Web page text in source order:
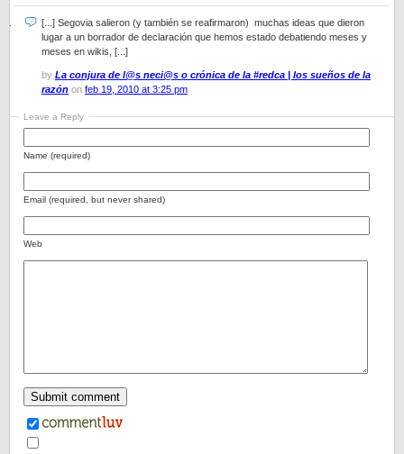
[...] Segovia salieron (y también se reafirmaron) muchas ideas que dieron
lugar a un borrador de declaración que hemos estado debatiendo meses y
meses en wikis, [...]
by La conjura de l@s neci@s o crónica de la #redca | los sueños de la
razón on feb 19, 2010 at 3:25 pm
Leave a Reply
Name (required)
Email (required, but never shared)
Web